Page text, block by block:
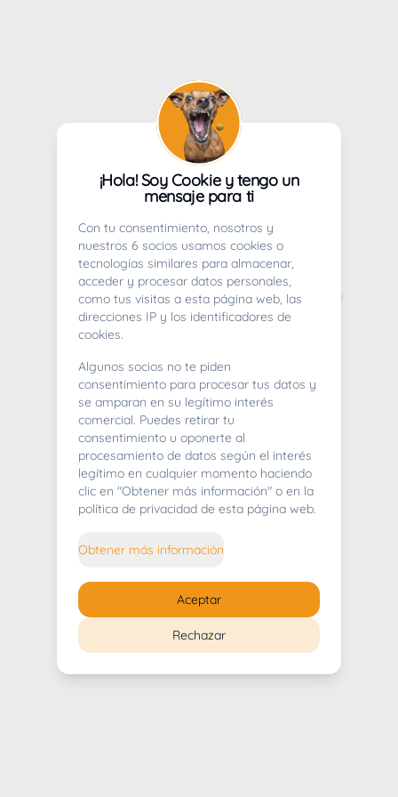
404
Whoops! Lo sentimos mucho.
¡Hola! Soy Cookie y tengo un
mensaje para ti
Con tu consentimiento, nosotros y
nuestros 6 socios usamos cookies o
tecnologías similares para almacenar,
acceder y procesar datos personales,
como tus visitas a esta página web, las
direcciones IP y los identificadores de
cookies.
Algunos socios no te piden
consentimiento para procesar tus datos y
se amparan en su legítimo interés
comercial. Puedes retirar tu
consentimiento u oponerte al
procesamiento de datos según el interés
legítimo en cualquier momento haciendo
clic en "Obtener más información" o en la
política de privacidad de esta página web.
Obtener más información
Rechazar
Aceptar